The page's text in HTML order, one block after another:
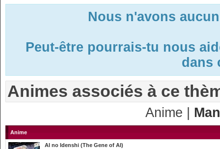
Nous n'avons
Peut-être pourrais-tu nous
dans
Animes associés à ce
Anime |
Anime
AI no Idenshi (The Gene of AI)